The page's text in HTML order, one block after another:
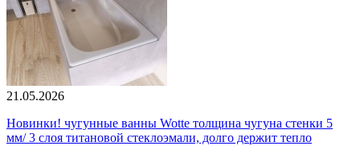
21.05.2026
Новинки! чугунные ванны Wotte толщина чугуна стенки 5
мм/ 3 слоя титановой стеклоэмали, долго держит тепло